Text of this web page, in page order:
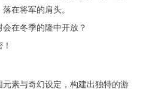
在将军的肩头。
在冬季的隆中开放？
元素与奇幻设定，构建出独特的游